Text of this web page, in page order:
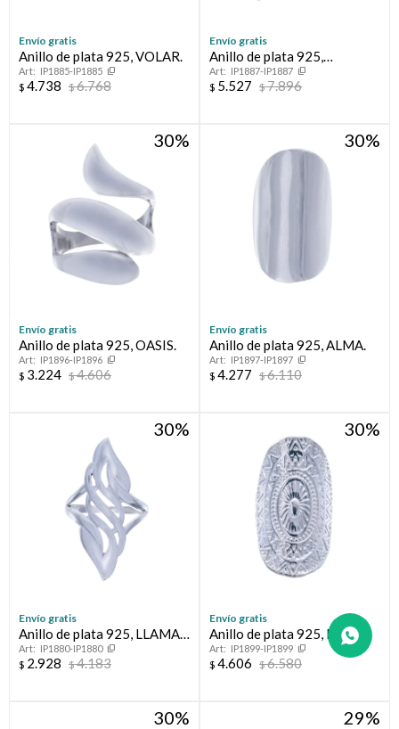
Envío gratis
Anillo de plata 925, VOLAR.
IP1885-IP1885
$ 4.738 $6.768
Envío gratis
Anillo de plata 925,
CAMINOS.
IP1887-IP1887
$ 5.527 $7.896
30
Envío gratis
Anillo de plata 925, OASIS.
IP1896-IP1896
$ 3.224 $4.606
30
Envío gratis
Anillo de plata 925, ALMA.
IP1897-IP1897
$ 4.277 $6.110
30
Envío gratis
Anillo de plata 925, LLAMA
DE FUEGO:
IP1880-IP1880
$ 2.928 $4.183
30
Envío gratis
Anillo de plata 925, Línea
FLORESSER.
IP1899-IP1899
$ 4.606 $6.580
30 29